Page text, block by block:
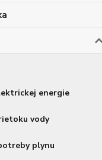
energie
vody
plynu